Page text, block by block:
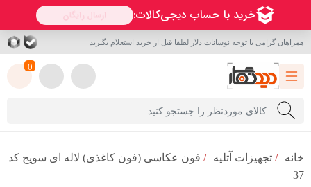
همراهان گرامی با توجه نوسانات دلار لطفا قبل از خرید استعلام بگیرید
0
خانه / تجهیزات آتلیه / فون عکاسی (فون کاغذی) لاله ای سویج کد
37